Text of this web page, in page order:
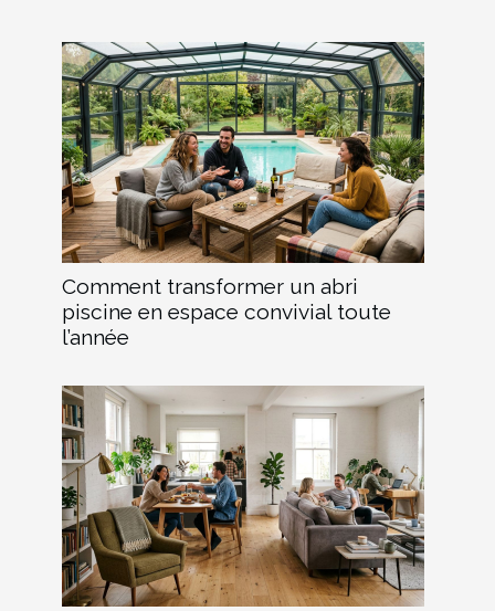
Comment transformer un abri
piscine en espace convivial toute
l’année